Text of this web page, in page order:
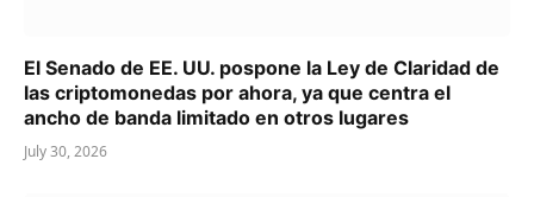
El Senado de EE. UU. pospone la Ley de Claridad de
las criptomonedas por ahora, ya que centra el
ancho de banda limitado en otros lugares
July 30, 2026